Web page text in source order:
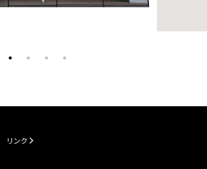
リンク